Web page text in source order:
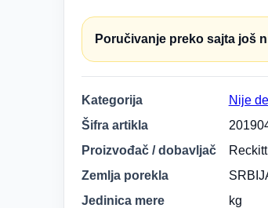
Poručivanje preko sajta još
Kategorija
Nije
Šifra artikla
Proizvođač / dobavljač
Zemlja porekla
Jedinica mere
kg